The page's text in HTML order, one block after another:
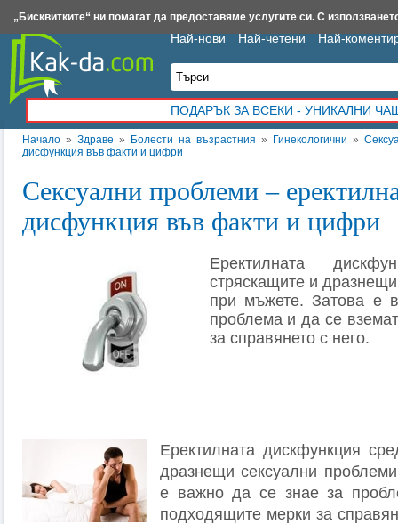
Начало » Здраве » Болести на възрастния » Гинекологични »
дисфункция във факти и цифри
Сексуални проблеми –
дисфункция във факти и цифри
Еректилната
стряскащите и
при мъжете. Затова е
проблема и да се
за справянето с него.
Еректилната дискфункция
дразнещи сексуални
е важно да се знае за
подходящите мерки за
Най-нови Най-четени Най-
ПОДАРЪК ЗА ВСЕКИ - УНИКАЛНИ
Insert.bg Framar.bg Kak-da.com Iztochnik.com BauBau.bg NewAge.bg
„Бисквитките“ ни помагат да предоставяме услугите си. С